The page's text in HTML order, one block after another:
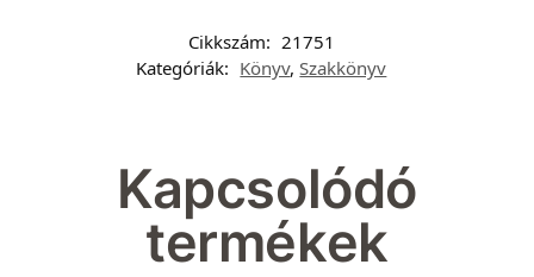
Cikkszám: 21751
Kategóriák: Könyv,Szakkönyv
Kapcsolódó
termékek